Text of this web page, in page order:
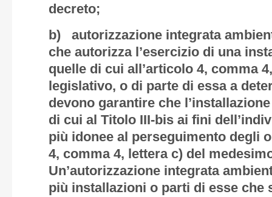
decreto;
b) autorizzazione integrata
che autorizza l’esercizio di una
quelle di cui all’articolo 4, comma
legislativo, o di parte di essa a
devono garantire che
di cui al Titolo III-bis ai fini
più idonee al perseguimento degli
4, comma 4, lettera c) del
Un’autorizzazione integrata
più installazioni o parti di esse che